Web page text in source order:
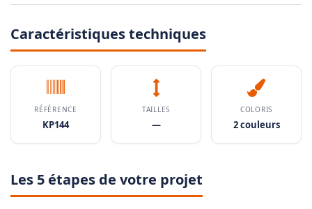
Caractéristiques techniques
RÉFÉRENCE
KP144
TAILLES
—
COLORIS
2 couleurs
Les 5 étapes de votre projet